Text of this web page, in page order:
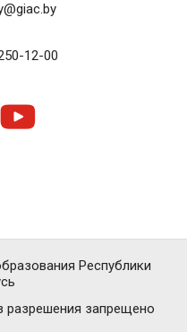
12-00
разрешения запрещено
Республики